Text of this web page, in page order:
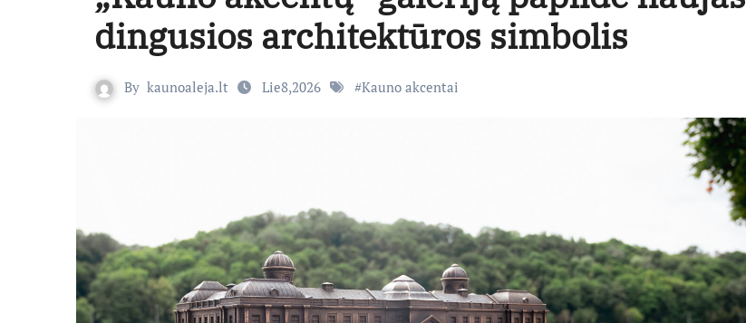
dingusios architektūros simbolis
By kaunoaleja.lt Lie8,2026 #Kauno akcentai